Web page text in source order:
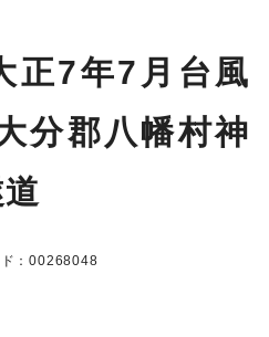
正7年7月台風
分郡八幡村神
ド：00268048